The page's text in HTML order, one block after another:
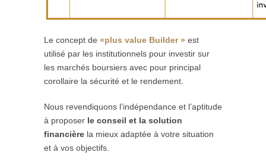
Le concept de «plus value Builder » est
utilisé par les institutionnels pour investir sur
les marchés boursiers avec pour principal
corollaire la sécurité et le rendement.
Nous revendiquons l’indépendance et l’aptitude
à proposer le conseil et la solution
financière la mieux adaptée à votre situation
et à vos objectifs.